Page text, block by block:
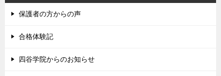
保護者の方からの声
合格体験記
四谷学院からのお知らせ